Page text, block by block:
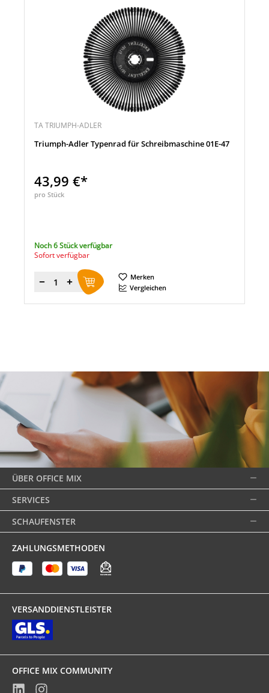
TA TRIUMPH-ADLER
Triumph-Adler Typenrad für Schreibmaschine 01E-47
43,99 €*
pro Stück
Noch 6 Stück verfügbar
Sofort verfügbar
Menge
Merken
Vergleichen
ÜBER OFFICE MIX
SERVICES
SCHAUFENSTER
ZAHLUNGSMETHODEN
VERSANDDIENSTLEISTER
OFFICE MIX COMMUNITY